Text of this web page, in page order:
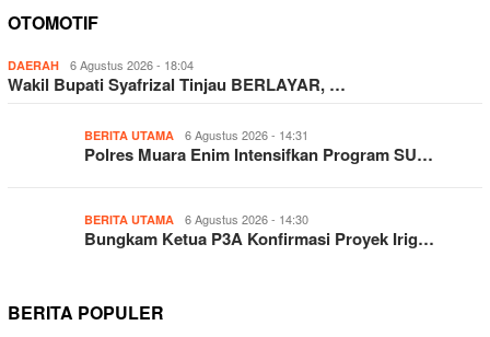
OTOMOTIF
DAERAH 6 Agustus 2026 - 18:04
Wakil Bupati Syafrizal Tinjau BERLAYAR, …
BERITA UTAMA 6 Agustus 2026 - 14:31
Polres Muara Enim Intensifkan Program SU…
BERITA UTAMA 6 Agustus 2026 - 14:30
Bungkam Ketua P3A Konfirmasi Proyek Irig…
BERITA POPULER